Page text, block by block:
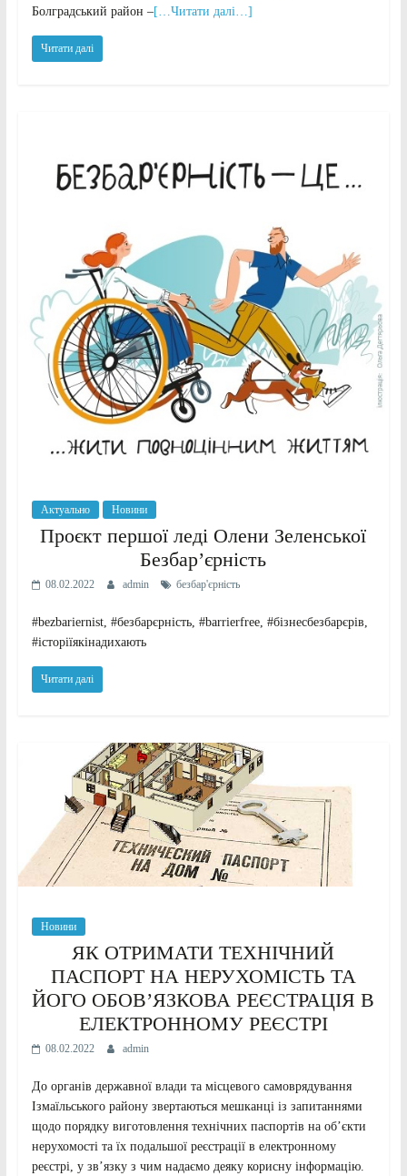
Болградський район –[…Читати далі…]
Читати далі
Актуально Новини
Проєкт першої леді Олени Зеленської
Безбар’єрність
08.02.2022 admin безбар'єрність
#bezbariernist, #безбарєрність, #barrierfree, #бізнесбезбарєрів,
#історіїякінадихають
Читати далі
Новини
ЯК ОТРИМАТИ ТЕХНІЧНИЙ
ПАСПОРТ НА НЕРУХОМІСТЬ ТА
ЙОГО ОБОВ’ЯЗКОВА РЕЄСТРАЦІЯ В
ЕЛЕКТРОННОМУ РЕЄСТРІ
08.02.2022 admin
До органів державної влади та місцевого самоврядування
Ізмаїльського району звертаються мешканці із запитаннями
щодо порядку виготовлення технічних паспортів на об’єкти
нерухомості та їх подальшої реєстрації в електронному
реєстрі, у зв’язку з чим надаємо деяку корисну інформацію.